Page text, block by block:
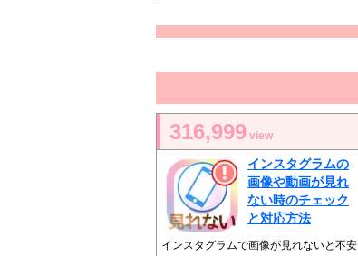
316,999 view
インスタグラムの
画像や動画が見れ
ない時のチェック
と対応方法
インスタグラムで画像が見れないと不安